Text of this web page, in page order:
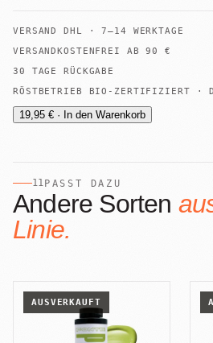
VERSANDDHL ·7–14 WERKTAGE
VERSANDKOSTENFREI AB90
€
30 TAGE RÜCKGABE
RÖSTBETRIEB BIO-ZERTIFIZIERT ·
19,95 € · In den Warenkorb
11PASST DAZU
Andere Sorten
Linie.
AUSVERKAUFT